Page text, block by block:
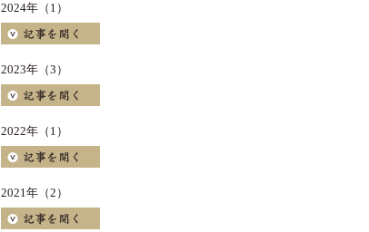
2024年（1）
2023年（3）
2022年（1）
2021年（2）